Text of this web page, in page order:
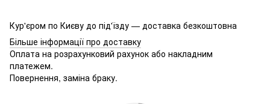
Кур'єром по Києву до під'їзду — доставка безкоштовна
Більше інформації про доставку
Оплата на розрахунковий рахунок або накладним
платежем.
Повернення, заміна браку.